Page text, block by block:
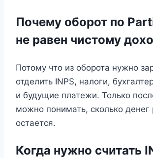
Почему оборот по
не равен чистому
Потому что из оборота нужно
отделить INPS, налоги,
и будущие платежи. Только
можно понимать, сколько денег
остается.
Когда нужно считать